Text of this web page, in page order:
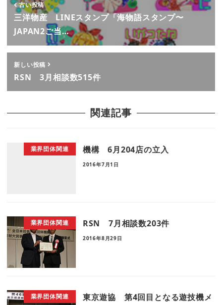
古い投稿
三洋物産 LINEスタンプ「海物語スタンプ〜
JAPAN2ご当…
新しい投稿
RSN 3月相談数515件
関連記事
業界団体関連 機構 6月204店の立入
2016年7月1日
業界団体関連 RSN 7月相談数203件
2016年8月29日
業界団体関連
東京遊協 第4回目となる遊技機メ